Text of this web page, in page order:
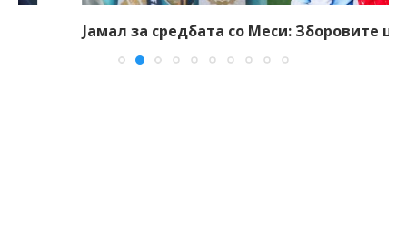
Јамал за средбата со Меси: Зборовите што ми...